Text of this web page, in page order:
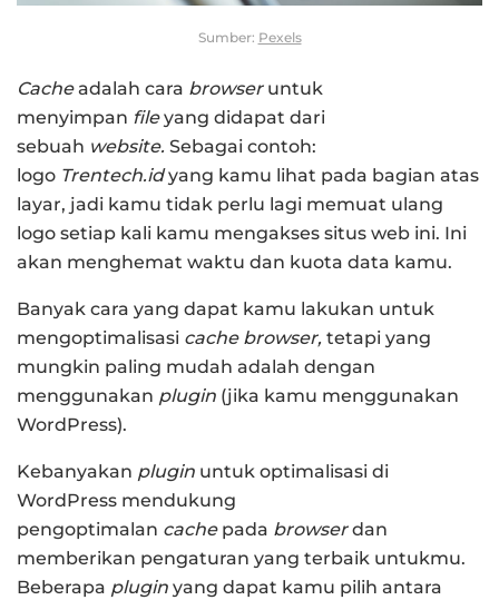
Sumber: Pexels
Cacheadalah cara browseruntuk
menyimpan fileyang didapat dari
sebuah website. Sebagai contoh:
logo Trentech.idyang kamu lihat pada bagian atas
layar, jadi kamu tidak perlu lagi memuat ulang
logo setiap kali kamu mengakses situs web ini. Ini
akan menghemat waktu dan kuota data kamu.
Banyak cara yang dapat kamu lakukan untuk
mengoptimalisasi cache browser, tetapi yang
mungkin paling mudah adalah dengan
menggunakan plugin (jika kamu menggunakan
WordPress).
Kebanyakan plugin untuk optimalisasi di
WordPress mendukung
pengoptimalan cachepada browserdan
memberikan pengaturan yang terbaik untukmu.
Beberapa plugin yang dapat kamu pilih antara